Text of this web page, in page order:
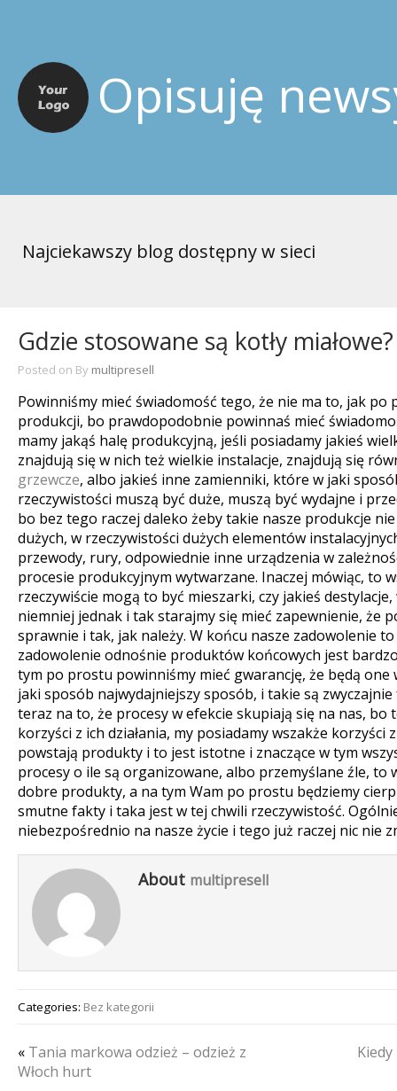
Opisuję
Najciekawszy blog dostępny w sieci
Gdzie stosowane są kotły miałowe?
Posted on By multipresell
Powinniśmy mieć świadomość tego, że nie ma to, jak
produkcji, bo prawdopodobnie powinnaś mieć
mamy jakąś halę produkcyjną, jeśli posiadamy jakieś
znajdują się w nich też wielkie instalacje, znajdują się
grzewcze, albo jakieś inne zamienniki, które w jaki
rzeczywistości muszą być duże, muszą być wydajne i
bo bez tego raczej daleko żeby takie nasze produkcje
dużych, w rzeczywistości dużych elementów
przewody, rury, odpowiednie inne urządzenia w
procesie produkcyjnym wytwarzane. Inaczej mówiąc, to
rzeczywiście mogą to być mieszarki, czy jakieś
niemniej jednak i tak starajmy się mieć zapewnienie, że
sprawnie i tak, jak należy. W końcu nasze zadowolenie
zadowolenie odnośnie produktów końcowych jest
tym po prostu powinniśmy mieć gwarancję, że będą one
jaki sposób najwydajniejszy sposób, i takie są
teraz na to, że procesy w efekcie skupiają się na nas, bo
korzyści z ich działania, my posiadamy wszakże korzyści
powstają produkty i to jest istotne i znaczące w tym
procesy o ile są organizowane, albo przemyślane źle, to
dobre produkty, a na tym Wam po prostu będziemy
smutne fakty i taka jest w tej chwili rzeczywistość.
niebezpośrednio na nasze życie i tego już raczej nic nie
About multipresell
Categories: Bez kategorii
« Tania markowa odzież – odzież z
Włoch hurt